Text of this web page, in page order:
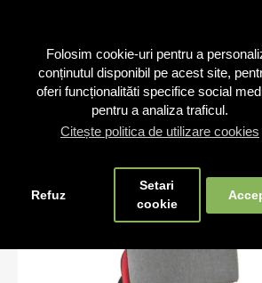
Folosim cookie-uri pentru a
conținutul disponibil pe acest site,
oferi funcționalităti specifice social
pentru a analiza traficul.
Citește politica de utilizare cookies
Refuz
Setari
cookie
Scaune stivuibile Scaune color pe